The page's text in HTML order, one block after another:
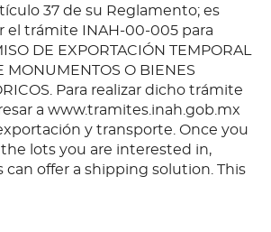
37 de su Reglamento; es
el trámite INAH-00-005 para
DE EXPORTACIÓN TEMPORAL
MONUMENTOS O BIENES
Para realizar dicho trámite
a www.tramites.inah.gob.mx
y transporte. Once you
lots you are interested in,
can offer a shipping solution. This